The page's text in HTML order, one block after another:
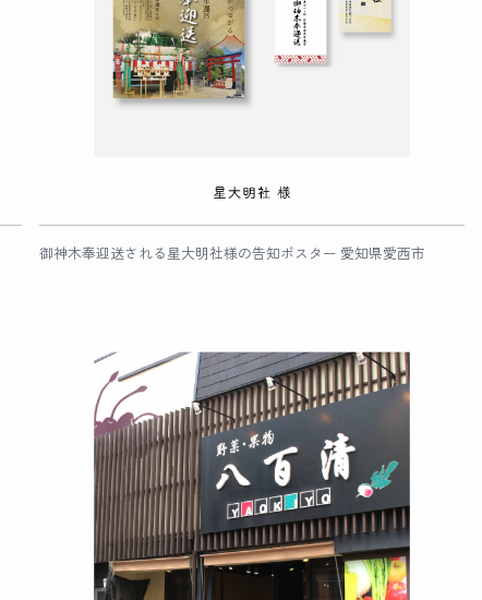
御神木奉迎送される星大明社様の告知ポスター 愛知県愛西市